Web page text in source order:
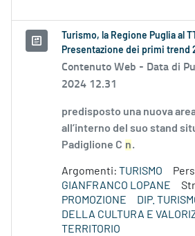
Turismo, la Regione Puglia al
Presentazione dei primi trend
Contenuto Web - Data di
2024 12.31
predisposto una nuova
all’interno del suo stand
Padiglione C n.
Argomenti: TURISMO
GIANFRANCO LOPANE
PROMOZIONE
DIP.
DELLA CULTURA E
TERRITORIO